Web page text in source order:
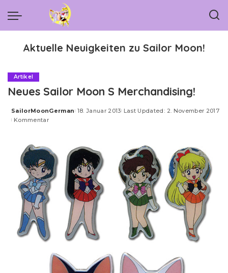
Aktuelle Neuigkeiten zu Sailor Moon!
Artikel
Neues Sailor Moon S Merchandising!
Posted
by
SailorMoonGerman 18. Januar 2013 Last Updated: 2. November 2017
Kommentar